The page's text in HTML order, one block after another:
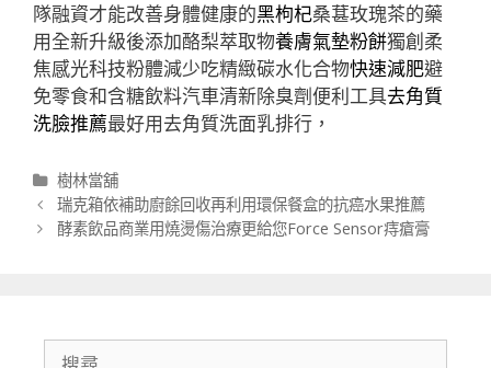
隊融資才能改善身體健康的黑枸杞桑葚玫瑰茶的藥
用全新升級後添加酪梨萃取物養膚氣墊粉餅獨創柔
焦感光科技粉體減少吃精緻碳水化合物快速減肥避
免零食和含糖飲料汽車清新除臭劑便利工具去角質
洗臉推薦最好用去角質洗面乳排行，
分
類
樹林當舖
文
章
瑞克箱依補助廚餘回收再利用環保餐盒的抗癌水果推薦
酵素飲品商業用燒燙傷治療更給您Force Sensor痔瘡膏